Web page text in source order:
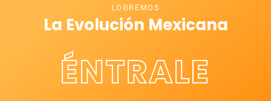
LOGREMOS
La Evolución Mexicana
ÉNTRALE